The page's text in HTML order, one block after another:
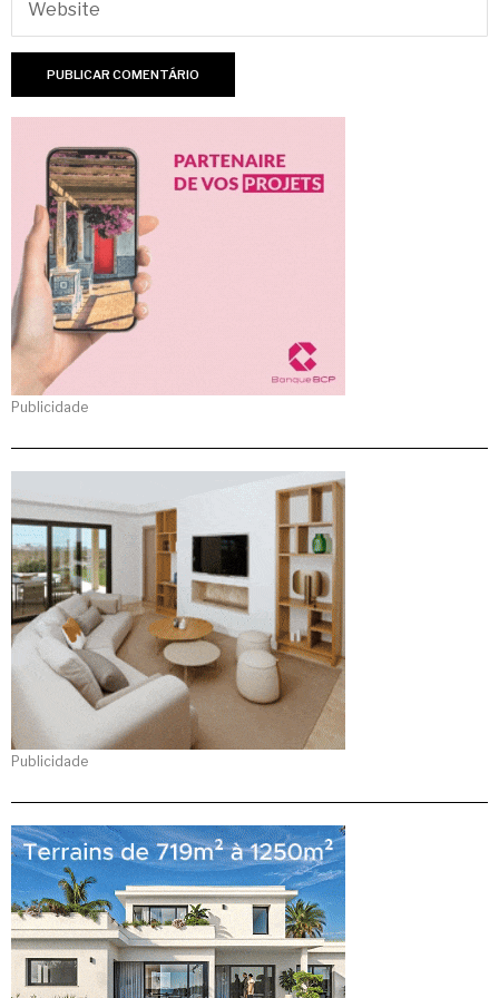
Publicidade
Publicidade